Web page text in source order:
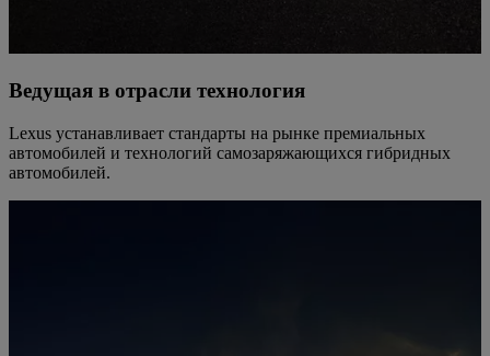
Ведущая в отрасли технология
Lexus устанавливает стандарты на рынке премиальных
автомобилей и технологий самозаряжающихся гибридных
автомобилей.